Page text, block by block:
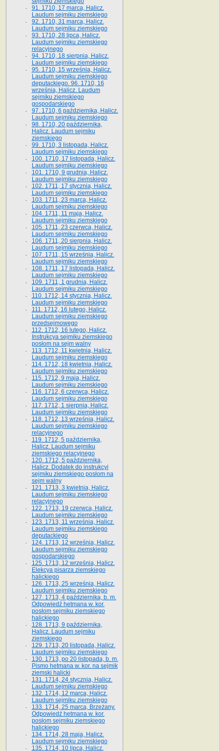
91. 1710, 17 marca, Halicz.
Laudum sejmiku ziemskiego
92. 1710, 31 marca, Halicz.
Laudum sejmiku ziemskiego
93. 1710, 28 lipca, Halicz.
Laudum sejmiku ziemskiego
relacyjnego
94. 1710, 18 sierpnia, Halicz.
Laudum sejmiku ziemskiego
95. 1710, 15 września, Halicz.
Laudum sejmiku ziemskiego
deputackiego. 96. 1710, 16
września, Halicz. Laudum
sejmiku ziemskiego
gospodarskiego
97. 1710, 6 października, Halicz.
Laudum sejmiku ziemskiego
98. 1710, 20 października,
Halicz. Laudum sejmiku
ziemskiego
99. 1710, 3 listopada, Halicz.
Laudum sejmiku ziemskiego
100. 1710, 17 listopada, Halicz.
Laudum sejmiku ziemskiego
101. 1710, 9 grudnia, Halicz.
Laudum sejmiku ziemskiego
102. 1711, 17 stycznia, Halicz.
Laudum sejmiku ziemskiego
103. 1711, 23 marca, Halicz.
Laudum sejmiku ziemskiego
104. 1711, 11 maja, Halicz.
Laudum sejmiku ziemskiego
105. 1711, 23 czerwca, Halicz.
Laudum sejmiku ziemskiego
106. 1711, 20 sierpnia, Halicz.
Laudum sejmiku ziemskiego
107. 1711, 15 września, Halicz.
Laudum sejmiku ziemskiego
108. 1711, 17 listopada, Halicz.
Laudum sejmiku ziemskiego
109. 1711, 1 grudnia, Halicz.
Laudum sejmiku ziemskiego
110. 1712, 14 stycznia, Halicz.
Laudum sejmiku ziemskiego
111. 1712, 16 lutego, Halicz.
Laudum sejmiku ziemskiego
przedsejmowego
112. 1712, 16 lutego, Halicz.
Instrukcya sejmiku ziemskiego
posłom na sejm walny
113. 1712, 11 kwietnia, Halicz.
Laudum sejmiku ziemskiego
114. 1712, 18 kwietnia, Halicz.
Laudum sejmiku ziemskiego
115. 1712, 9 maja, Halicz.
Laudum sejmiku ziemskiego
116. 1712, 6 czerwca, Halicz.
Laudum sejmiku ziemskiego
117. 1712, 1 sierpnia, Halicz.
Laudum sejmiku ziemskiego
118. 1712, 13 września, Halicz.
Laudum sejmiku ziemskiego
relacyjnego
119. 1712, 5 października,
Halicz. Laudum sejmiku
ziemskiego relacyjnego
120. 1712, 5 października,
Halicz. Dodatek do instrukcyi
sejmiku ziemskiego posłom na
sejm walny
121. 1713, 3 kwietnia, Halicz.
Laudum sejmiku ziemskiego
relacyjnego
122. 1713, 19 czerwca, Halicz.
Laudum sejmiku ziemskiego
123. 1713, 11 września, Halicz.
Laudum sejmiku ziemskiego
deputackiego
124. 1713, 12 września, Halicz.
Laudum sejmiku ziemskiego
gospodarskiego
125. 1713, 12 września, Halicz.
Elekcya pisarza ziemskiego
halickiego
126. 1713, 25 września, Halicz.
Laudum sejmiku ziemskiego
127. 1713, 4 października, b. m.
Odpowiedź hetmana w. kor.
posłom sejmiku ziemskiego
halickiego
128. 1713, 9 października,
Halicz. Laudum sejmiku
ziemskiego
129. 1713, 20 listopada, Halicz.
Laudum sejmiku ziemskiego
130. 1713, po 20 listopada, b. m.
Pismo hetmana w. kor. na sejmik
ziemski halicki
131. 1714, 24 stycznia, Halicz.
Laudum sejmiku ziemskiego
132. 1714, 12 marca, Halicz.
Laudum sejmiku ziemskiego
133. 1714, 25 marca, Brzeżany.
Odpowiedź hetmana w. kor.
posłom sejmiku ziemskiego
halickiego
134. 1714, 28 maja, Halicz.
Laudum sejmiku ziemskiego
135. 1714, 10 lipca, Halicz.